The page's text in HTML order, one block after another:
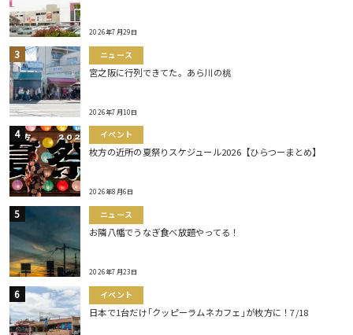
2026年7月29日
ニュース
宮之阪に行列できてた。あら川の桃
2026年7月10日
イベント
枚方の近所の夏祭りスケジュール2026【ひらつーまとめ】
2026年8月6日
ニュース
お隣八幡でうなぎ食べ放題やってる！
2026年7月23日
イベント
日本で1台だけ｢クッピーラムネカフェ｣が枚方に！7/18